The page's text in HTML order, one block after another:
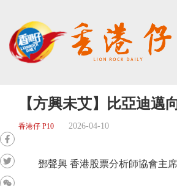
【方興未艾】比亞迪邁
香港仔 P10 2026-04-10
鄧聲興 香港股票分析師協會主席